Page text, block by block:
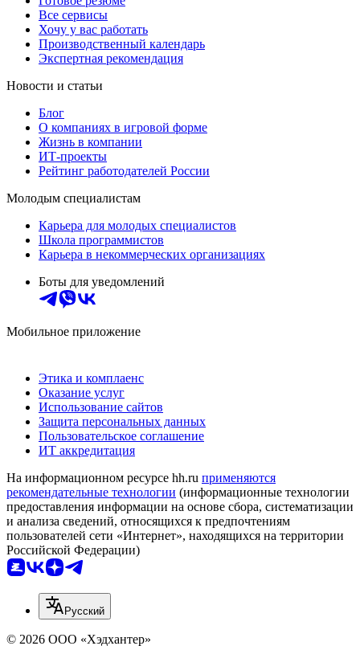
Все сервисы
Хочу у вас работать
Производственный календарь
Экспертная рекомендация
Новости и статьи
Блог
О компаниях в игровой форме
Жизнь в компании
ИТ-проекты
Рейтинг работодателей России
Молодым специалистам
Карьера для молодых специалистов
Школа программистов
Карьера в некоммерческих организациях
Боты для уведомлений
Мобильное приложение
Этика и комплаенс
Оказание услуг
Использование сайтов
Защита персональных данных
Пользовательское соглашение
ИТ аккредитация
На информационном ресурсе hh.ru применяются
рекомендательные технологии (информационные технологии
предоставления информации на основе сбора, систематизации
и анализа сведений, относящихся к предпочтениям
пользователей сети «Интернет», находящихся на территории
Российской Федерации)
Русский
© 2026 ООО «Хэдхантер»